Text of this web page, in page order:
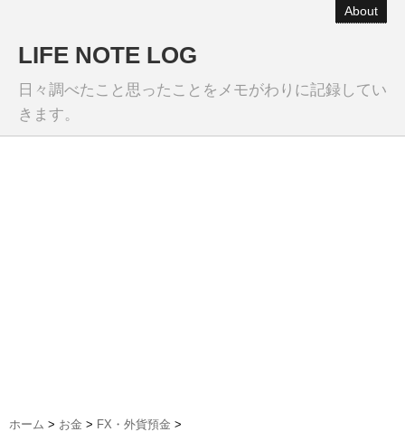
About
LIFE NOTE LOG
日々調べたこと思ったことをメモがわりに記録してい
きます。
ホーム > お金 > FX・外貨預金 >